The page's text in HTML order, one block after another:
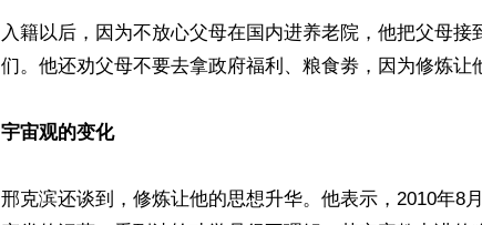
入籍以后，因为不放心父母在国内进养老院，他把父母
们。他还劝父母不要去拿政府福利、粮食劵，因为修炼让
宇宙观的变化
邢克滨还谈到，修炼让他的思想升华。他表示，2010年8